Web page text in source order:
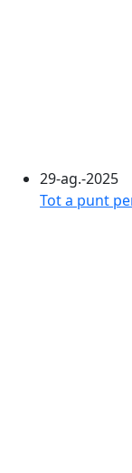
29-ag.-2025
Tot a punt